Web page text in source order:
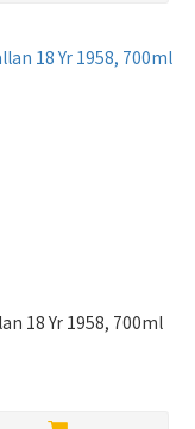
18 Yr 1958, 700ml